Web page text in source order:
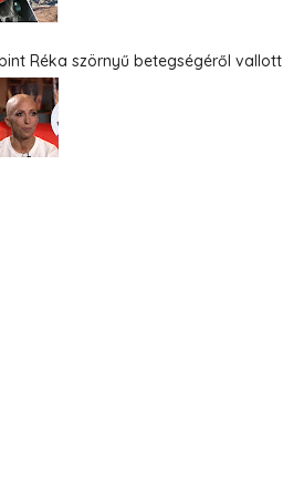
Réka szörnyű betegségéről vallott